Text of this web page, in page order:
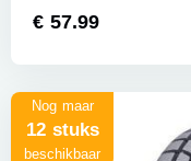
€ 57.99
Nog maar
12 stuks
beschikbaar